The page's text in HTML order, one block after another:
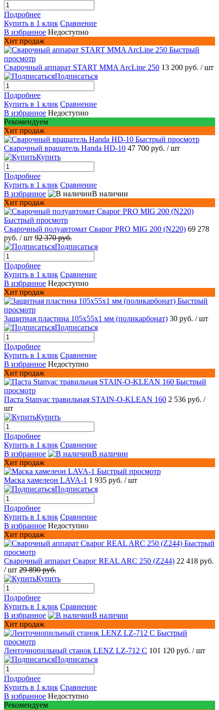
Подробнее
Купить в 1 клик Сравнение
В избранное Недоступно
Хит продаж
Быстрый
просмотр
Сварочный аппарат START MMA ArcLine 250 13 200 руб. / шт
Подписаться
Подробнее
Купить в 1 клик Сравнение
В избранное Недоступно
Рекомендуем
Хит продаж
Быстрый просмотр
Сварочный вращатель Handa HD-10 47 700 руб. / шт
Купить
Подробнее
Купить в 1 клик Сравнение
В избранное
В наличии
Хит продаж
Быстрый просмотр
Сварочный полуавтомат Сварог PRO MIG 200 (N220) 69 278
руб. / шт 92 370 руб.
Подписаться
Подробнее
Купить в 1 клик Сравнение
В избранное Недоступно
Хит продаж
Быстрый
просмотр
Защитная пластина 105х55x1 мм (поликарбонат) 30 руб. / шт
Подписаться
Подробнее
Купить в 1 клик Сравнение
В избранное Недоступно
Хит продаж
Быстрый
просмотр
Паста Stanvac травильная STAIN-O-KLEAN 160 2 536 руб. /
шт
Купить
Подробнее
Купить в 1 клик Сравнение
В избранное
В наличии
Хит продаж
Быстрый просмотр
Маска хамелеон LAVA-1 1 935 руб. / шт
Подписаться
Подробнее
Купить в 1 клик Сравнение
В избранное Недоступно
Хит продаж
Быстрый
просмотр
Сварочный аппарат Сварог REAL ARC 250 (Z244) 22 418 руб.
/ шт 29 890 руб.
Купить
Подробнее
Купить в 1 клик Сравнение
В избранное
В наличии
Хит продаж
Быстрый
просмотр
Ленточнопильный станок LENZ LZ-712 C 101 120 руб. / шт
Подписаться
Подробнее
Купить в 1 клик Сравнение
В избранное Недоступно
Рекомендуем